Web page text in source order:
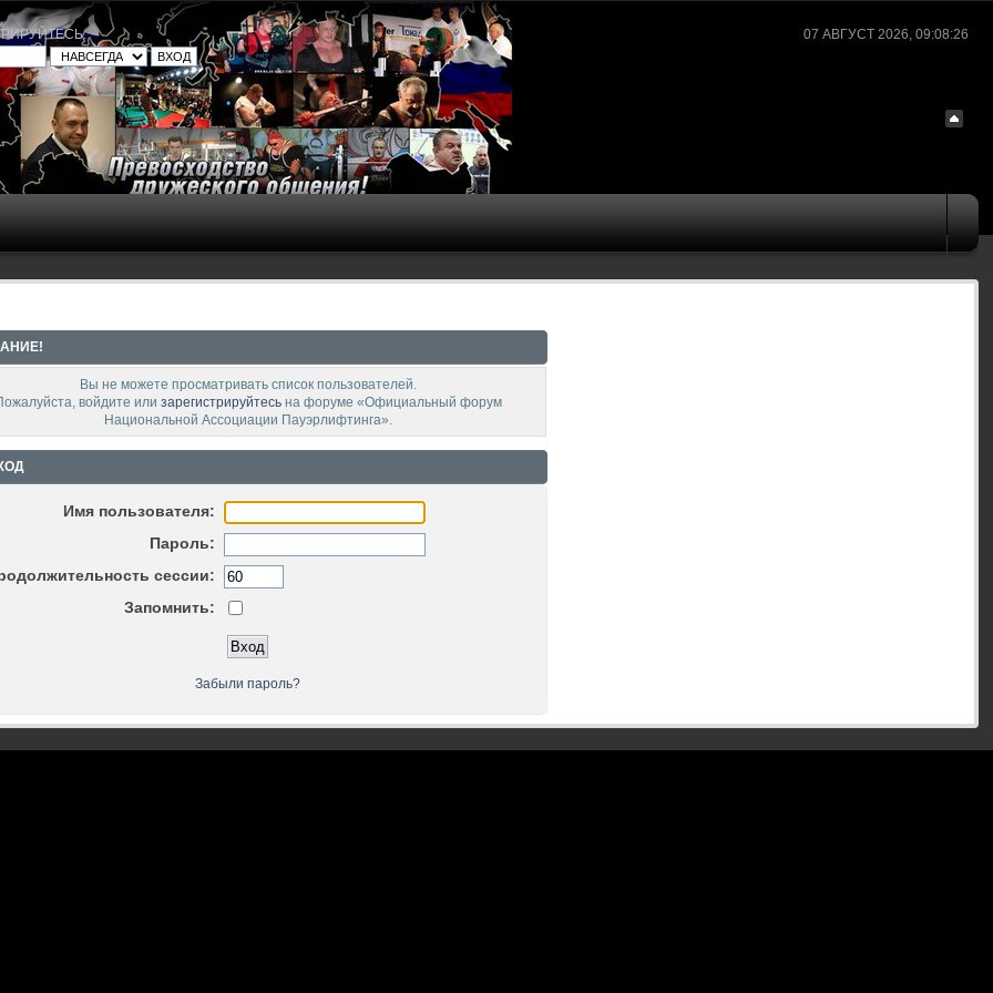
07 АВГУСТ 2026, 09:08:26
.
Вы не можете просматривать список пользователей.
войдите или зарегистрируйтесьна форуме «Официальный форум
Национальной Ассоциации Пауэрлифтинга».
Имя пользователя:
Пароль:
сессии:
Запомнить:
Забыли пароль?